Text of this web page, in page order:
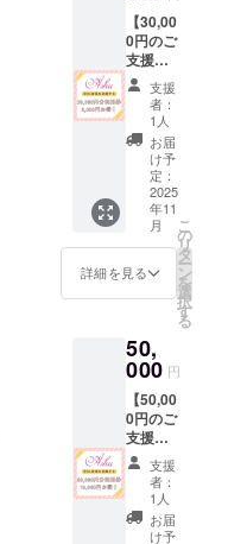
ま使用
いたし
ます。
※ 掲示
場所・
サイ
ズ・順
番・デ
ザイ
ン・掲
示方法
（紙・
アクリ
ニュー
裏等）
にて決
定させ
ていた
だきま
す。ご
指定は
できま
せん。
※ 支援
者多数
しま
す。 ・
郵送に
てお届
けしま
すの
で、住
所入力
にお間
違いの
ないよ
うご注
意くだ
す。 ・
有効期
限：
2026年
12月31
日ま
で。 ・
お一人
様、何
口でも
ご支援
いただ
けま
す。 ・
デザイ
告等で
お知ら
せいた
しま
す。 ・
郵送に
てお届
けしま
すの
で、住
所入力
食事券
を郵送
にてお
届けし
ます。
〔ご注
意点〕
・ご利
用は1会
計につ
き1,000
円以上
に限り
ます。
・ボト
は対象
外で
す。 ・
有効期
限：
2026年
12月31
日ま
で。 ・
お一人
様、何
【30,00
0円のご
支援で
お食事
券
38,000
円分
（8,000
円お
得！）
容〕 ・
500円券
× 76枚
BAR
Ashuで
いただ
けるお
食事券
を郵送
にてお
届けし
ます。
〔ご注
意点〕
・ご利
用は1会
支援
者：
1人
お届
け予
定：
2025
年11
月
詳細を見る
こ
の
リ
タ
ー
ン
を
選
択
す
る
50,
000 円
【50,00
0円のご
支援で
お食事
券
60,000
円分
（10,00
支援
者：
1人
お届
け予